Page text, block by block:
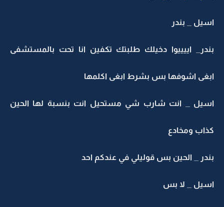
اسيل _ بندر
بندر_ اييييوا دخيلك طلبتك تكفين انا تحت بالمستشفى
ابغى اشوفها بس بشرط ابغى اكلمها
اسيل _ انت شارب شي مستحيل انت بنسبة لها الحين
كذاب ومخادع
بندر _ الحين بس قوليلي في عندكم احد
اسيل _ لا بس